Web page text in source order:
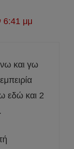
6:41 μμ
και γω
εδώ και 2